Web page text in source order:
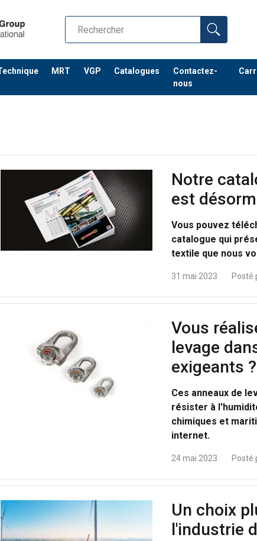
MRT VGP Catalogues
Contactez-
nous
Notre
est
Vous pouvez
catalogue qui
textile que nous
31 mai 2023 Posté
Vous
levage
exigeants ?
Ces anneaux de
résister à
chimiques et
internet.
24 mai 2023 Posté
Un choix
l'industrie